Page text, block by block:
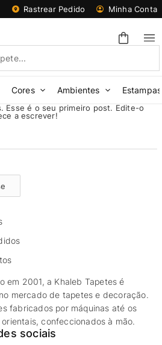
Rastrear Pedido Minha Conta
Cores Ambientes Estampas
Esse é o seu primeiro post. Edite-o
a escrever!
em 2001, a Khaleb Tapetes é
mercado de tapetes e decoração.
fabricados por máquinas até os
confeccionados à mão.
sociais